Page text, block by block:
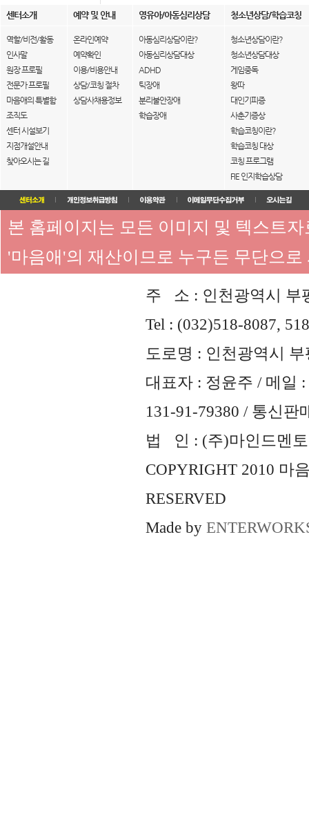
센터소개 예약 및 안내 영유아/아동심리상담 청소년상담/학습코칭
역할/비전/활동
인사말
원장 프로필
전문가 프로필
마음애의 특별함
조직도
센터 시설보기
지점개설안내
찾아오시는 길
온라인예약
예약확인
이용/비용안내
상담/코칭 절차
상담사채용정보
아동심리상담이란?
아동심리상담대상
ADHD
틱장애
분리불안장애
학습장애
청소년상담이란?
청소년상담대상
게임중독
왕따
대인기피증
사춘기증상
학습코칭이란?
학습코칭 대상
코칭 프로그램
FIE 인지학습상담
본 홈페이지는 모든 이미지 및 텍스트
'마음애'의 재산이므로 누구든 무단으
주 소 : 인천광역시 부
Tel : (032)518-8087,
도로명 : 인천광역시
대표자 : 정윤주 / 메일 :
131-91-79380 / 통신판
법 인 : (주)마인드멘토
COPYRIGHT 2010 마
RESERVED
Made by